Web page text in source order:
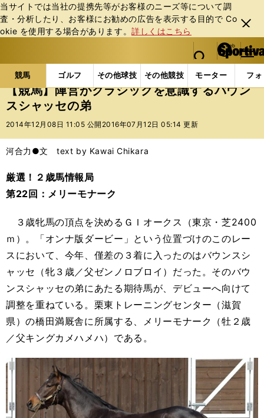
当サイトでは当社の提携先等がお客様のニーズ等について調
査・分析したり、お客様にお勧めの広告を表⽰する⽬的で Co
okie を使⽤する場合があります。詳しくはこちら
閉じ
る
web Sportiva (webスポルティーバ)
検索
マイペ
ー
ジ
メニュ
競馬 ゴルフ その他球技 その他競技 モーター フ
b
ス
ポ
ル
バ
競馬の記事一覧 競馬 【競馬】陣営がクラシックを
【競馬】陣営がクラシックを意識するバウン
スシャッセの弟
2014年12月08日 11:05 公開 2016年07月12日 05:14 更新
河合力●文 text by Kawai Chikara
厳選！２歳馬情報局
第22回：メリーモナーク
３歳牝馬の頂点を決めるＧＩオークス（東京・芝2400
ｍ）。「オンナ版ダービー」という位置づけのこのレー
スにおいて、今年、僅差の３着に入ったのはバウンスシ
ャッセ（牝３歳／父ゼンノロブロイ）だった。そのバウ
ンスシャッセの弟にあたる期待馬が、デビューへ向けて
調整を重ねている。栗東トレーニングセンター（滋賀
県）の橋田満厩舎に所属する、メリーモナーク（牡２歳
／父キングカメハメハ）である。